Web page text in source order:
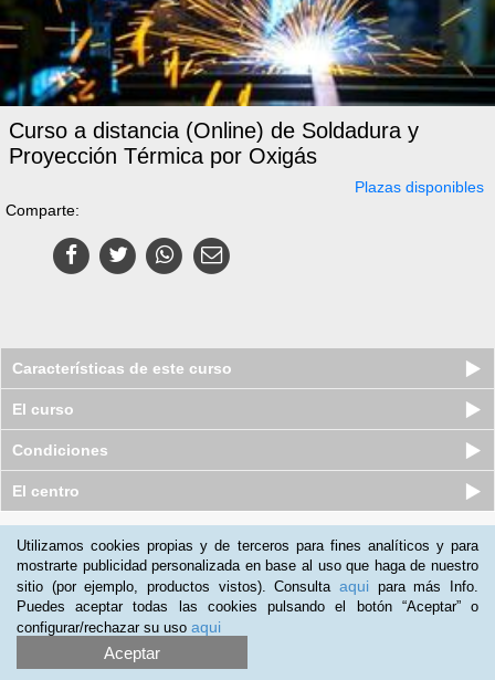
Curso a distancia (Online) de Soldadura y
Proyección Térmica por Oxigás
Plazas disponibles
Comparte:
Características de este curso
El curso
Condiciones
El centro
Utilizamos cookies propias y de terceros para fines analíticos y para
mostrarte publicidad personalizada en base al uso que haga de nuestro
sitio (por ejemplo, productos vistos). Consulta aqui para más Info.
Puedes aceptar todas las cookies pulsando el botón “Aceptar” o
configurar/rechazar su uso aqui
Aceptar
Promociona tu negocio |Programa de Afiliación
2012-2026 Aprendum
LLámanos: